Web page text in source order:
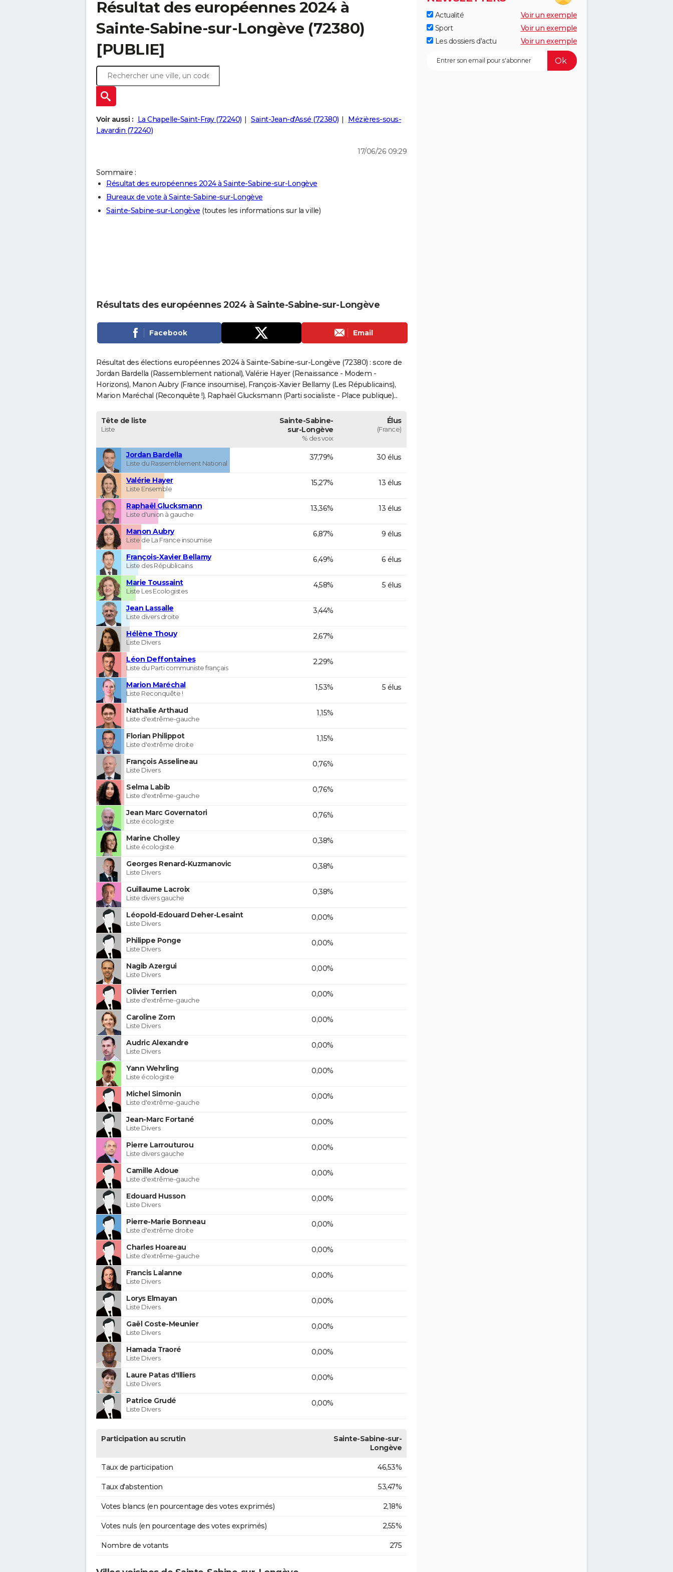
Résultat des européennes 2024 à
Sainte-Sabine-sur-Longève (72380)
[PUBLIE]
Voir aussi : La Chapelle-Saint-Fray (72240) Saint-Jean-d'Assé (72380)
Mézières-sous-
Lavardin (72240)
17/06/26 09:29
Sommaire :
Résultat des européennes 2024 à Sainte-Sabine-sur-Longève
Bureaux de vote à Sainte-Sabine-sur-Longève
Sainte-Sabine-sur-Longève (toutes les informations sur la ville)
Résultats des européennes 2024 à Sainte-Sabine-sur-Longève
Facebook Email
Résultat des élections européennes 2024 à Sainte-Sabine-sur-Longève (72380) : score de
Jordan Bardella (Rassemblement national), Valérie Hayer (Renaissance - Modem -
Horizons), Manon Aubry (France insoumise), François-Xavier Bellamy (Les Républicains),
Marion Maréchal (Reconquête !), Raphaël Glucksmann (Parti socialiste - Place publique)...
Tête de liste
Liste
Sainte-Sabine-
sur-Longève
% des voix
Élus
(France)
Jordan Bardella
Liste du Rassemblement National
37,79% 30 élus
Valérie Hayer
Liste Ensemble
15,27% 13 élus
Raphaël Glucksmann
Liste d'union à gauche
13,36% 13 élus
Manon Aubry
Liste de La France insoumise
6,87% 9 élus
François-Xavier Bellamy
Liste des Républicains
6,49% 6 élus
Marie Toussaint
Liste Les Ecologistes
4,58% 5 élus
Jean Lassalle
Liste divers droite
3,44%
Hélène Thouy
Liste Divers
2,67%
Léon Deffontaines
Liste du Parti communiste français
2,29%
Marion Maréchal
Liste Reconquête !
1,53% 5 élus
Nathalie Arthaud
Liste d'extrême-gauche
1,15%
Florian Philippot
Liste d'extrême droite
1,15%
François Asselineau
Liste Divers
0,76%
Selma Labib
Liste d'extrême-gauche
0,76%
Jean Marc Governatori
Liste écologiste
0,76%
Marine Cholley
Liste écologiste
0,38%
Georges Renard-Kuzmanovic
Liste Divers
0,38%
Guillaume Lacroix
Liste divers gauche
0,38%
Léopold-Edouard Deher-Lesaint
Liste Divers
0,00%
Philippe Ponge
Liste Divers
0,00%
Nagib Azergui
Liste Divers
0,00%
Olivier Terrien
Liste d'extrême-gauche
0,00%
Caroline Zorn
Liste Divers
0,00%
Audric Alexandre
Liste Divers
0,00%
Yann Wehrling
Liste écologiste
0,00%
Michel Simonin
Liste d'extrême-gauche
0,00%
Jean-Marc Fortané
Liste Divers
0,00%
Pierre Larrouturou
Liste divers gauche
0,00%
Camille Adoue
Liste d'extrême-gauche
0,00%
Edouard Husson
Liste Divers
0,00%
Pierre-Marie Bonneau
Liste d'extrême droite
0,00%
Charles Hoareau
Liste d'extrême-gauche
0,00%
Francis Lalanne
Liste Divers
0,00%
Lorys Elmayan
Liste Divers
0,00%
Gaël Coste-Meunier
Liste Divers
0,00%
Hamada Traoré
Liste Divers
0,00%
Laure Patas d'Illiers
Liste Divers
0,00%
Patrice Grudé
Liste Divers
0,00%
Participation au scrutin
Sainte-Sabine-sur-
Longève
Taux de participation 46,53%
Taux d'abstention 53,47%
Votes blancs (en pourcentage des votes exprimés) 2,18%
Votes nuls (en pourcentage des votes exprimés) 2,55%
Nombre de votants 275
Actualité
Voir un exemple
Sport
Voir un exemple
Les dossiers d'actu
Voir un exemple